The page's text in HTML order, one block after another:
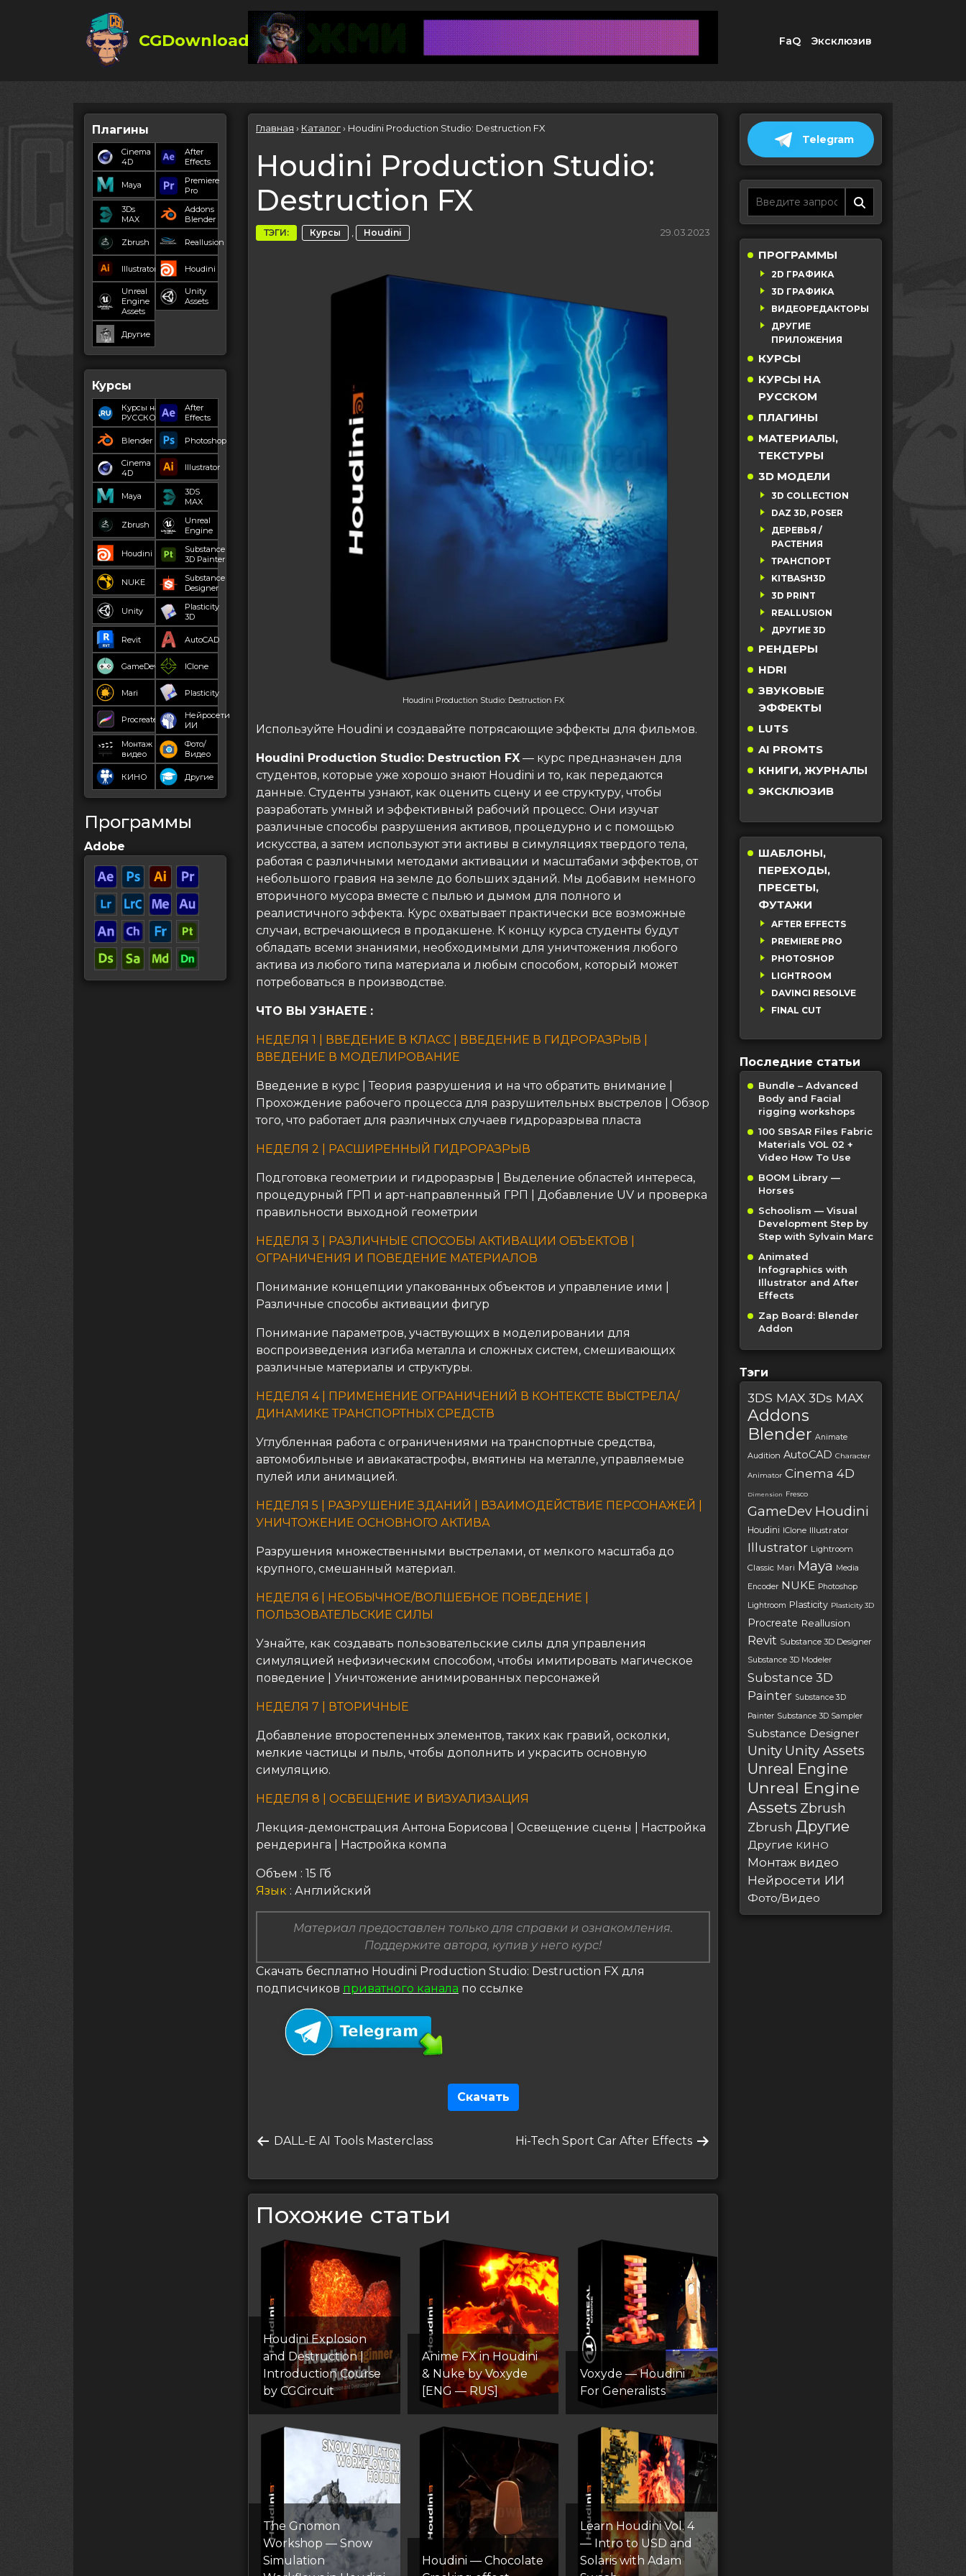
CGDownload FaQ Эксклюзив
Плагины
Cinema
4D
After
Effects
Maya
Premiere
Pro
3Ds
MAX
Addons
Blender
Zbrush Reallusion
Illustrator Houdini
Unreal
Engine
Assets
Unity
Assets
Другие
Курсы
Курсы на
РУССКОМ
After
Effects
Blender Photoshop
Cinema
4D
Illustrator
Maya
3DS
MAX
Zbrush
Unreal
Engine
Houdini
Substance
3D Painter
NUKE
Substance
Designer
Unity
Plasticity
3D
Revit AutoCAD
GameDev IClone
Mari Plasticity
Procreate
Нейросети
ИИ
Монтаж
видео
Фото/
Видео
КИНО Другие
Программы
Adobe
Главная › Каталог› Houdini Production Studio: Destruction FX
Houdini Production Studio:
Destruction FX
ТЭГИ: Курсы , Houdini 29.03.2023
Houdini Production Studio: Destruction FX
Используйте Houdini и создавайте потрясающие эффекты для фильмов.
Houdini Production Studio: Destruction FX — курс предназначен для
студентов, которые уже хорошо знают Houdini и то, как передаются
данные. Студенты узнают, как оценить сцену и ее структуру, чтобы
разработать умный и эффективный рабочий процесс. Они изучат
различные способы разрушения активов, процедурно и с помощью
искусства, а затем используют эти активы в симуляциях твердого тела,
работая с различными методами активации и масштабами эффектов, от
небольшого гравия на земле до больших зданий. Мы добавим немного
вторичного мусора вместе с пылью и дымом для полного и
реалистичного эффекта. Курс охватывает практически все возможные
случаи, встречающиеся в продакшене. К концу курса студенты будут
обладать всеми знаниями, необходимыми для уничтожения любого
актива из любого типа материала и любым способом, который может
потребоваться в производстве.
ЧТО ВЫ УЗНАЕТЕ :
НЕДЕЛЯ 1 | ВВЕДЕНИЕ В КЛАСС | ВВЕДЕНИЕ В ГИДРОРАЗРЫВ |
ВВЕДЕНИЕ В МОДЕЛИРОВАНИЕ
Введение в курс | Теория разрушения и на что обратить внимание |
Прохождение рабочего процесса для разрушительных выстрелов | Обзор
того, что работает для различных случаев гидроразрыва пласта
НЕДЕЛЯ 2 | РАСШИРЕННЫЙ ГИДРОРАЗРЫВ
Подготовка геометрии и гидроразрыв | Выделение областей интереса,
процедурный ГРП и арт-направленный ГРП | Добавление UV и проверка
правильности выходной геометрии
НЕДЕЛЯ 3 | РАЗЛИЧНЫЕ СПОСОБЫ АКТИВАЦИИ ОБЪЕКТОВ |
ОГРАНИЧЕНИЯ И ПОВЕДЕНИЕ МАТЕРИАЛОВ
Понимание концепции упакованных объектов и управление ими |
Различные способы активации фигур
Понимание параметров, участвующих в моделировании для
воспроизведения изгиба металла и сложных систем, смешивающих
различные материалы и структуры.
НЕДЕЛЯ 4 | ПРИМЕНЕНИЕ ОГРАНИЧЕНИЙ В КОНТЕКСТЕ ВЫСТРЕЛА/
ДИНАМИКЕ ТРАНСПОРТНЫХ СРЕДСТВ
Углубленная работа с ограничениями на транспортные средства,
автомобильные и авиакатастрофы, вмятины на металле, управляемые
пулей или анимацией.
НЕДЕЛЯ 5 | РАЗРУШЕНИЕ ЗДАНИЙ | ВЗАИМОДЕЙСТВИЕ ПЕРСОНАЖЕЙ |
УНИЧТОЖЕНИЕ ОСНОВНОГО АКТИВА
Разрушения множественными выстрелами, от мелкого масштаба до
крупного, смешанный материал.
НЕДЕЛЯ 6 | НЕОБЫЧНОЕ/ВОЛШЕБНОЕ ПОВЕДЕНИЕ |
ПОЛЬЗОВАТЕЛЬСКИЕ СИЛЫ
Узнайте, как создавать пользовательские силы для управления
симуляцией нефизическим способом, чтобы имитировать магическое
поведение | Уничтожение анимированных персонажей
НЕДЕЛЯ 7 | ВТОРИЧНЫЕ
Добавление второстепенных элементов, таких как гравий, осколки,
мелкие частицы и пыль, чтобы дополнить и украсить основную
симуляцию.
НЕДЕЛЯ 8 | ОСВЕЩЕНИЕ И ВИЗУАЛИЗАЦИЯ
Лекция-демонстрация Антона Борисова | Освещение сцены | Настройка
рендеринга | Настройка компа
Объем : 15 Гб
Язык : Английский
Материал предоставлен только для справки и ознакомления.
Поддержите автора, купив у него курс!
Скачать бесплатно Houdini Production Studio: Destruction FX для
подписчиков приватного канала по ссылке
Скачать
по
записям
Предыдущая
DALL-E AI Tools Masterclass
Следующая
Hi-Tech Sport Car After Effects
Похожие статьи
Houdini Explosion
and Destruction |
Introduction Course
by CGCircuit
Anime FX in Houdini
& Nuke by Voxyde
[ENG — RUS]
Voxyde — Houdini
For Generalists
The Gnomon
Workshop — Snow
Simulation
Houdini — Chocolate
Learn Houdini Vol. 4
— Intro to USD and
Solaris with Adam
Telegram
ПРОГРАММЫ
2D ГРАФИКА
3D ГРАФИКА
ВИДЕОРЕДАКТОРЫ
ДРУГИЕ
ПРИЛОЖЕНИЯ
КУРСЫ
КУРСЫ НА
РУССКОМ
ПЛАГИНЫ
МАТЕРИАЛЫ,
ТЕКСТУРЫ
3D МОДЕЛИ
3D COLLECTION
DAZ 3D, POSER
ДЕРЕВЬЯ /
РАСТЕНИЯ
ТРАНСПОРТ
KITBASH3D
3D PRINT
REALLUSION
ДРУГИЕ 3D
РЕНДЕРЫ
HDRI
ЗВУКОВЫЕ
ЭФФЕКТЫ
LUTS
AI PROMTS
КНИГИ, ЖУРНАЛЫ
ЭКСКЛЮЗИВ
ШАБЛОНЫ,
ПЕРЕХОДЫ,
ПРЕСЕТЫ,
ФУТАЖИ
AFTER EFFECTS
PREMIERE PRO
PHOTOSHOP
LIGHTROOM
DAVINCI RESOLVE
FINAL CUT
Последние статьи
Bundle – Advanced
Body and Facial
rigging workshops
100 SBSAR Files Fabric
Materials VOL 02 +
Video How To Use
BOOM Library —
Horses
Schoolism — Visual
Development Step by
Step with Sylvain Marc
Animated
Infographics with
Illustrator and After
Effects
Zap Board: Blender
Addon
Тэги
3DS MAX 3Ds MAX
Addons
Blender Animate
Audition AutoCAD Character
Animator Cinema 4D
Dimension Fresco
GameDev Houdini
Houdini IClone Illustrator
Illustrator Lightroom
Classic Mari Maya
Media
Encoder NUKE Photoshop
Lightroom Plasticity Plasticity 3D
Procreate Reallusion
Revit Substance 3D Designer
Substance 3D Modeler
Substance 3D
Painter Substance 3D
Painter Substance 3D Sampler
Substance Designer
Unity Unity Assets
Unreal Engine
Unreal Engine
Assets Zbrush
Zbrush Другие
Другие КИНО
Монтаж видео
Нейросети ИИ
Фото/Видео